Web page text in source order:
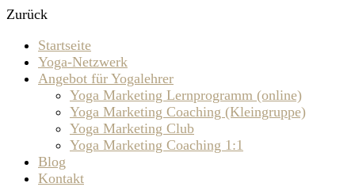
Zurück
Startseite
Yoga-Netzwerk
Angebot für Yogalehrer
Yoga Marketing Lernprogramm (online)
Yoga Marketing Coaching (Kleingruppe)
Yoga Marketing Club
Yoga Marketing Coaching 1:1
Blog
Kontakt